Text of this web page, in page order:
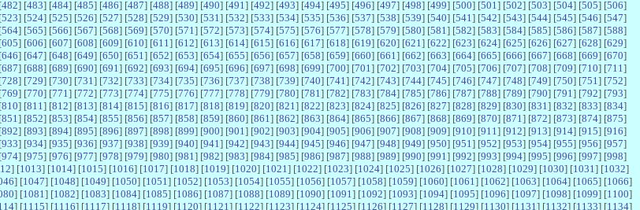
482] [483] [484] [485] [486] [487] [488] [489] [490] [491 ] [492] [493] [494] [495] [496] [497] [498] [499] [500] [501 ] [502] [503] [504] [505] [506]
523] [524] [525] [526] [527] [528] [529] [530] [531 ] [532] [533] [534] [535] [536] [537] [538] [539] [540] [541 ] [542] [543] [544] [545] [546] [547]
564] [565] [566] [567] [568] [569] [570] [571 ] [572] [573] [574] [575] [576] [577] [578] [579] [580] [581 ] [582] [583] [584] [585] [586] [587] [588]
605] [606] [607] [608] [609] [610] [611 ] [612] [613] [614] [615] [616] [617] [618] [619] [620] [621 ] [622] [623] [624] [625] [626] [627] [628] [629]
646] [647] [648] [649] [650] [651 ] [652] [653] [654] [655] [656] [657] [658] [659] [660] [661 ] [662] [663] [664] [665] [666] [667] [668] [669] [670]
687] [688] [689] [690] [691 ] [692] [693] [694] [695] [696] [697] [698] [699] [700] [701 ] [702] [703] [704] [705] [706] [707] [708] [709] [710] [711 ]
728] [729] [730] [731 ] [732] [733] [734] [735] [736] [737] [738] [739] [740] [741 ] [742] [743] [744] [745] [746] [747] [748] [749] [750] [751 ] [752]
769] [770] [771 ] [772] [773] [774] [775] [776] [777] [778] [779] [780] [781 ] [782] [783] [784] [785] [786] [787] [788] [789] [790] [791 ] [792] [793]
810] [811 ] [812] [813] [814] [815] [816] [817] [818] [819] [820] [821 ] [822] [823] [824] [825] [826] [827] [828] [829] [830] [831 ] [832] [833] [834]
851 ] [852] [853] [854] [855] [856] [857] [858] [859] [860] [861 ] [862] [863] [864] [865] [866] [867] [868] [869] [870] [871 ] [872] [873] [874] [875]
892] [893] [894] [895] [896] [897] [898] [899] [900] [901 ] [902] [903] [904] [905] [906] [907] [908] [909] [910] [911 ] [912] [913] [914] [915] [916]
933] [934] [935] [936] [937] [938] [939] [940] [941 ] [942] [943] [944] [945] [946] [947] [948] [949] [950] [951 ] [952] [953] [954] [955] [956] [957]
974] [975] [976] [977] [978] [979] [980] [981 ] [982] [983] [984] [985] [986] [987] [988] [989] [990] [991 ] [992] [993] [994] [995] [996] [997] [998]
] [1013] [1014] [1015] [1016] [1017] [1018] [1019] [1020] [1021 ] [1022] [1023] [1024] [1025] [1026] [1027] [1028] [1029] [1030] [1031 ] [1032]
] [1047] [1048] [1049] [1050] [1051 ] [1052] [1053] [1054] [1055] [1056] [1057] [1058] [1059] [1060] [1061 ] [1062] [1063] [1064] [1065] [1066]
] [1081 ] [1082] [1083] [1084] [1085] [1086] [1087] [1088] [1089] [1090] [1091 ] [1092] [1093] [1094] [1095] [1096] [1097] [1098] [1099] [1100]
] [1115] [1116] [1117] [1118] [1119] [1120] [1121 ] [1122] [1123] [1124] [1125] [1126] [1127] [1128] [1129] [1130] [1131 ] [1132] [1133] [1134]